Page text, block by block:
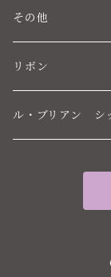
その他
リボン
ル・ブリアン シ